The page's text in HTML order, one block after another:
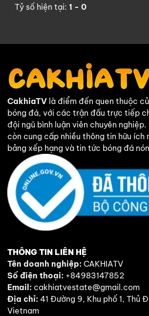
Tỷ số hiện tại: 1 - 0
CakhiaTV là điểm đến quen thuộc
bóng đá, với các trận đấu trực tiếp
đội ngũ bình luận viên chuyên
còn cung cấp nhiều thông tin hữu ích
bảng xếp hạng và tin tức bóng đá
THÔNG TIN LIÊN HỆ
Tên doanh nghiệp: CAKHIATV
Số điện thoại: +84983147852
Email: cakhiatvestate@gmail.com
Địa chỉ: 41 Đường 9, Khu phố 1, Thủ
Vietnam